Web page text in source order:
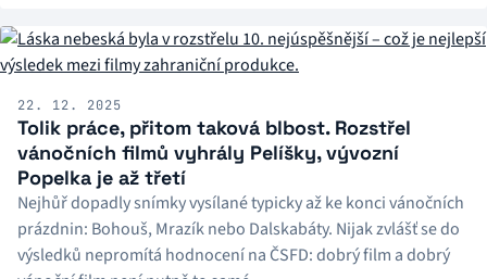
22. 12. 2025
Tolik práce, přitom taková blbost. Rozstřel
vánočních filmů vyhrály Pelíšky, vývozní
Popelka je až třetí
Nejhůř dopadly snímky vysílané typicky až ke konci vánočních
prázdnin: Bohouš, Mrazík nebo Dalskabáty. Nijak zvlášť se do
výsledků nepromítá hodnocení na ČSFD: dobrý film a dobrý